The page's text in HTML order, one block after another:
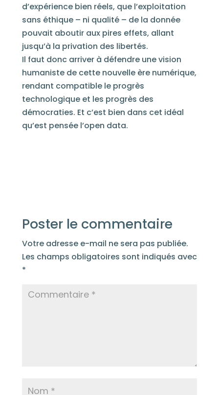
d’expérience bien réels, que l’exploitation
sans éthique – ni qualité – de la donnée
pouvait aboutir aux pires effets, allant
jusqu’à la privation des libertés.
Il faut donc arriver à défendre une vision
humaniste de cette nouvelle ère numérique,
rendant compatible le progrès
technologique et les progrès des
démocraties. Et c’est bien dans cet idéal
qu’est pensée l’open data.
Poster le commentaire
Votre adresse e-mail ne sera pas publiée.
Les champs obligatoires sont indiqués avec
*